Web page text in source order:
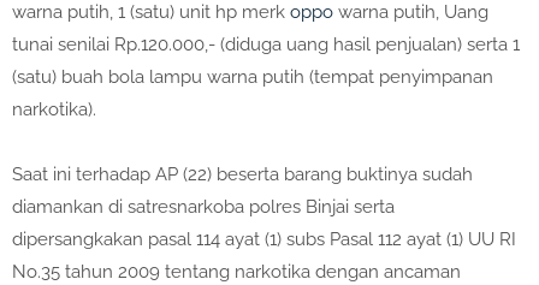
warna putih, ⁠1 (satu) unit hp merk oppo warna putih, ⁠Uang
tunai senilai Rp.120.000,- (diduga uang hasil penjualan) serta ⁠1
(satu) buah bola lampu warna putih (tempat penyimpanan
narkotika).
Saat ini terhadap AP (22) beserta barang buktinya sudah
diamankan di satresnarkoba polres Binjai serta
dipersangkakan pasal 114 ayat (1) subs Pasal 112 ayat (1) UU RI
No.35 tahun 2009 tentang narkotika dengan ancaman